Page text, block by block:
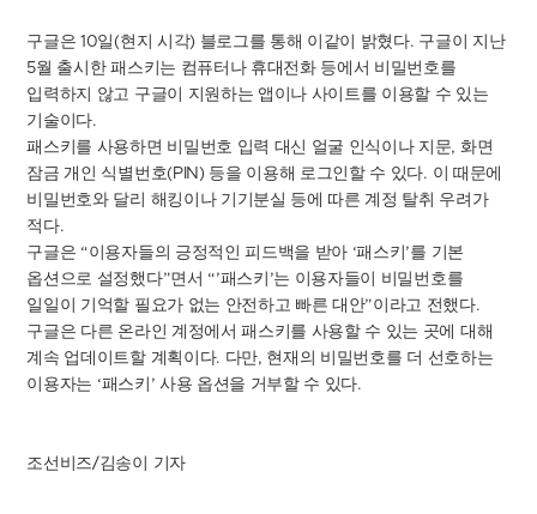
구글은 10일 (현지 시각) 블로그를 통해 이같이 밝혔다. 구글이 지난
5월 출시한 패스키는 컴퓨터나 휴대전화 등에서 비밀번호를
입력하지 않고 구글이 지원하는 앱이나 사이트를 이용할 수 있는
기술이다.
패스키를 사용하면 비밀번호 입력 대신 얼굴 인식이나 지문, 화면
잠금 개인 식별번호(PIN) 등을 이용해 로그인할 수 있다. 이 때문에
비밀번호와 달리 해킹이나 기기분실 등에 따른 계정 탈취 우려가
적다.
구글은 “이용자들의 긍정적인 피드백을 받아 ‘패스키 ’를 기본
옵션으로 설정했다”면서 “’패스키 ’는 이용자들이 비밀번호를
일일이 기억할 필요가 없는 안전하고 빠른 대안”이라고 전했다.
구글은 다른 온라인 계정에서 패스키를 사용할 수 있는 곳에 대해
계속 업데이트할 계획이다. 다만, 현재의 비밀번호를 더 선호하는
이용자는 ‘패스키 ’ 사용 옵션을 거부할 수 있다.
조선비즈/김송이 기자